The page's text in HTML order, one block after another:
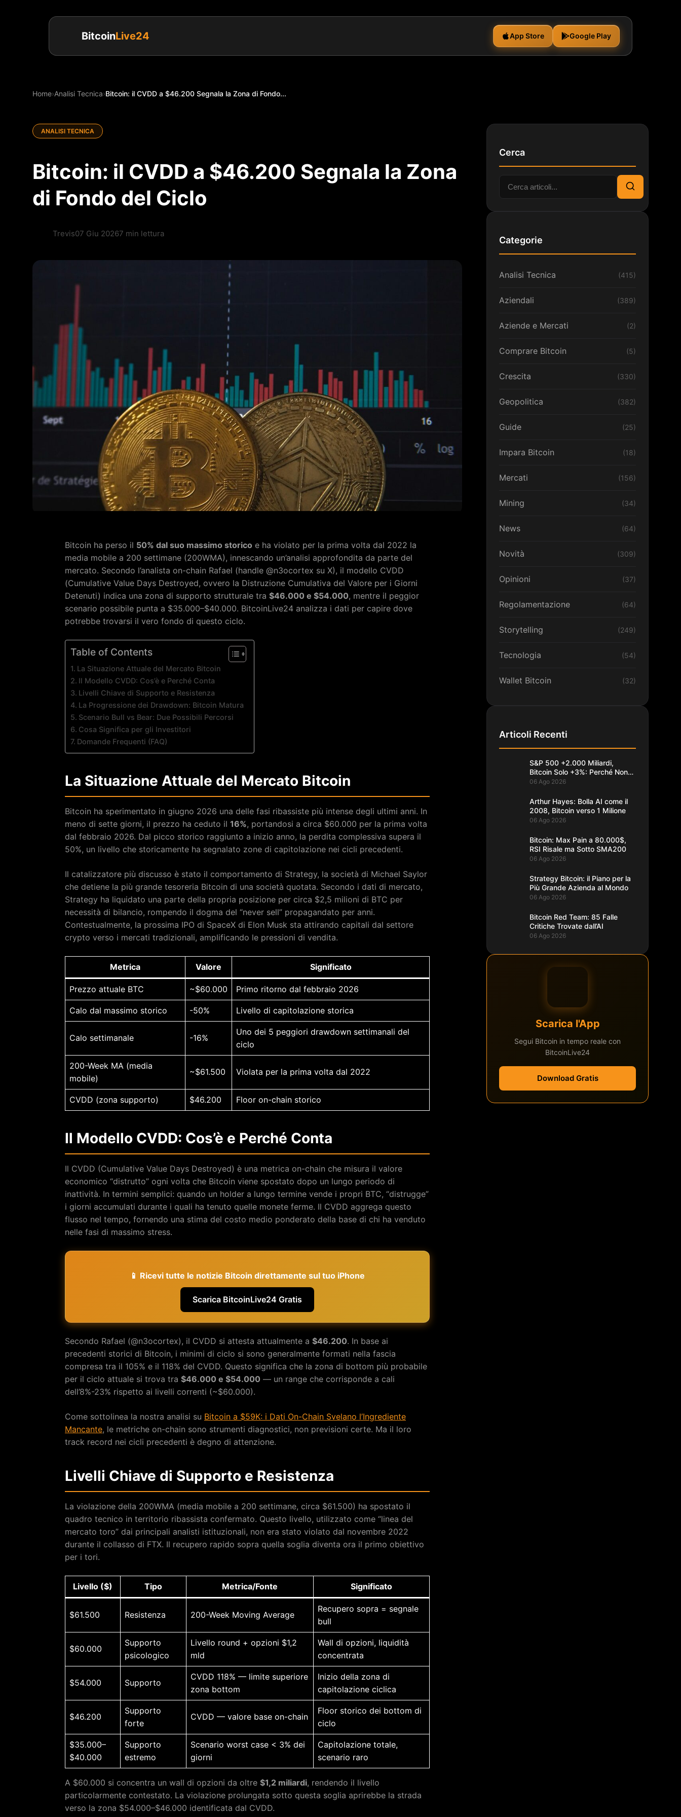
BitcoinLive24 App Store Google Play
Home›Analisi Tecnica›Bitcoin: il CVDD a $46.200 Segnala la Zona di Fondo...
ANALISI TECNICA
Bitcoin: il CVDD a $46.200 Segnala la Zona
di Fondo del Ciclo
Trevis07 Giu 20267 min lettura
Bitcoin ha perso il 50% dal suo massimo storico e ha violato per la prima volta dal 2022 la
media mobile a 200 settimane (200WMA), innescando un’analisi approfondita da parte del
mercato. Secondo l’analista on-chain Rafael (handle @n3ocortex su X), il modello CVDD
(Cumulative Value Days Destroyed, ovvero la Distruzione Cumulativa del Valore per i Giorni
Detenuti) indica una zona di supporto strutturale tra $46.000 e $54.000, mentre il peggior
scenario possibile punta a $35.000–$40.000. BitcoinLive24 analizza i dati per capire dove
potrebbe trovarsi il vero fondo di questo ciclo.
Table of Contents
La Situazione Attuale del Mercato Bitcoin
Il Modello CVDD: Cos’è e Perché Conta
Livelli Chiave di Supporto e Resistenza
La Progressione dei Drawdown: Bitcoin Matura
Scenario Bull vs Bear: Due Possibili Percorsi
Cosa Significa per gli Investitori
Domande Frequenti (FAQ)
La Situazione Attuale del Mercato Bitcoin
Bitcoin ha sperimentato in giugno 2026 una delle fasi ribassiste più intense degli ultimi anni. In
meno di sette giorni, il prezzo ha ceduto il 16%, portandosi a circa $60.000 per la prima volta
dal febbraio 2026. Dal picco storico raggiunto a inizio anno, la perdita complessiva supera il
50%, un livello che storicamente ha segnalato zone di capitolazione nei cicli precedenti.
Il catalizzatore più discusso è stato il comportamento di Strategy, la società di Michael Saylor
che detiene la più grande tesoreria Bitcoin di una società quotata. Secondo i dati di mercato,
Strategy ha liquidato una parte della propria posizione per circa $2,5 milioni di BTC per
necessità di bilancio, rompendo il dogma del “never sell” propagandato per anni.
Contestualmente, la prossima IPO di SpaceX di Elon Musk sta attirando capitali dal settore
crypto verso i mercati tradizionali, amplificando le pressioni di vendita.
Metrica Valore Significato
Prezzo attuale BTC ~$60.000 Primo ritorno dal febbraio 2026
Calo dal massimo storico -50% Livello di capitolazione storica
Calo settimanale -16%
Uno dei 5 peggiori drawdown settimanali del
ciclo
200-Week MA (media
mobile)
~$61.500 Violata per la prima volta dal 2022
CVDD (zona supporto) $46.200 Floor on-chain storico
Il Modello CVDD: Cos’è e Perché Conta
Il CVDD (Cumulative Value Days Destroyed) è una metrica on-chain che misura il valore
economico “distrutto” ogni volta che Bitcoin viene spostato dopo un lungo periodo di
inattività. In termini semplici: quando un holder a lungo termine vende i propri BTC, “distrugge”
i giorni accumulati durante i quali ha tenuto quelle monete ferme. Il CVDD aggrega questo
flusso nel tempo, fornendo una stima del costo medio ponderato della base di chi ha venduto
nelle fasi di massimo stress.
📱 Ricevi tutte le notizie Bitcoin direttamente sul tuo iPhone
Scarica BitcoinLive24 Gratis
Secondo Rafael (@n3ocortex), il CVDD si attesta attualmente a $46.200. In base ai
precedenti storici di Bitcoin, i minimi di ciclo si sono generalmente formati nella fascia
compresa tra il 105% e il 118% del CVDD. Questo significa che la zona di bottom più probabile
per il ciclo attuale si trova tra $46.000 e $54.000 — un range che corrisponde a cali
dell’8%-23% rispetto ai livelli correnti (~$60.000).
Come sottolinea la nostra analisi su Bitcoin a $59K: i Dati On-Chain Svelano l’Ingrediente
Mancante, le metriche on-chain sono strumenti diagnostici, non previsioni certe. Ma il loro
track record nei cicli precedenti è degno di attenzione.
Livelli Chiave di Supporto e Resistenza
La violazione della 200WMA (media mobile a 200 settimane, circa $61.500) ha spostato il
quadro tecnico in territorio ribassista confermato. Questo livello, utilizzato come “linea del
mercato toro” dai principali analisti istituzionali, non era stato violato dal novembre 2022
durante il collasso di FTX. Il recupero rapido sopra quella soglia diventa ora il primo obiettivo
per i tori.
Livello ($) Tipo Metrica/Fonte Significato
$61.500 Resistenza 200-Week Moving Average
Recupero sopra = segnale
bull
$60.000
Supporto
psicologico
Livello round + opzioni $1,2
mld
Wall di opzioni, liquidità
concentrata
$54.000 Supporto
CVDD 118% — limite superiore
zona bottom
Inizio della zona di
capitolazione ciclica
$46.200
Supporto
forte
CVDD — valore base on-chain
Floor storico dei bottom di
ciclo
$35.000–
$40.000
Supporto
estremo
Scenario worst case < 3% dei
giorni
Capitolazione totale,
scenario raro
A $60.000 si concentra un wall di opzioni da oltre $1,2 miliardi, rendendo il livello
particolarmente contestato. La violazione prolungata sotto questa soglia aprirebbe la strada
verso la zona $54.000–$46.000 identificata dal CVDD.
Cerca
Cerca:
Cerca
Categorie
Analisi Tecnica (415)
Aziendali (389)
Aziende e Mercati (2)
Comprare Bitcoin (5)
Crescita (330)
Geopolitica (382)
Guide (25)
Impara Bitcoin (18)
Mercati (156)
Mining (34)
News (64)
Novità (309)
Opinioni (37)
Regolamentazione (64)
Storytelling (249)
Tecnologia (54)
Wallet Bitcoin (32)
Articoli Recenti
S&P 500 +2.000 Miliardi,
Bitcoin Solo +3%: Perché Non
Segue
06 Ago 2026
Arthur Hayes: Bolla AI come il
2008, Bitcoin verso 1 Milione
06 Ago 2026
Bitcoin: Max Pain a 80.000$,
RSI Risale ma Sotto SMA200
06 Ago 2026
Strategy Bitcoin: il Piano per la
Più Grande Azienda al Mondo
06 Ago 2026
Bitcoin Red Team: 85 Falle
Critiche Trovate dall’AI
06 Ago 2026
Scarica l'App
Segui Bitcoin in tempo reale con
BitcoinLive24
Download Gratis